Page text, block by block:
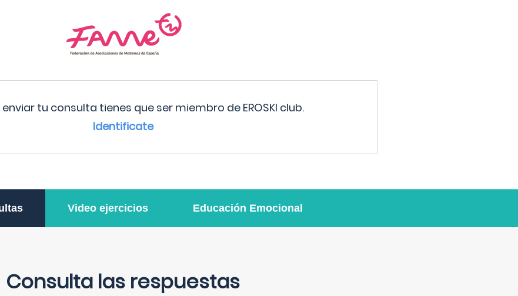
tu consulta tienes que ser miembro de EROSKI club.
Identificate
Video ejercicios Educación Emocional
Consulta las respuestas